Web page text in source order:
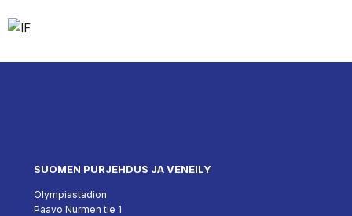
SUOMEN PURJEHDUS JA VENEILY
Olympiastadion
Paavo Nurmen tie 1